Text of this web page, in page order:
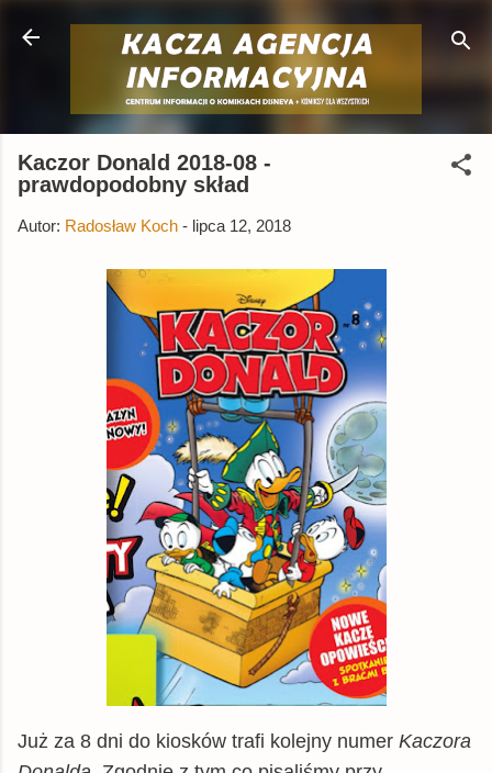
Przejdź do głównej zawartości
Kaczor Donald 2018-08 -
prawdopodobny skład
Autor: Radosław Koch - lipca 12, 2018
Już za 8 dni do kiosków trafi kolejny numer Kaczora